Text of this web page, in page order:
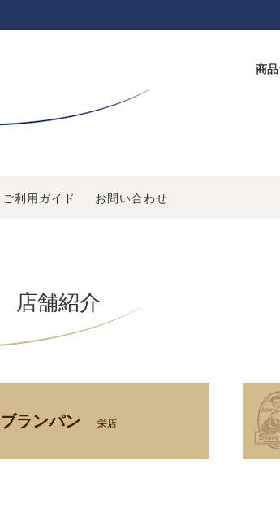
商
ご利用ガイド お問い合わせ
店舗紹介
ブランパン 栄店